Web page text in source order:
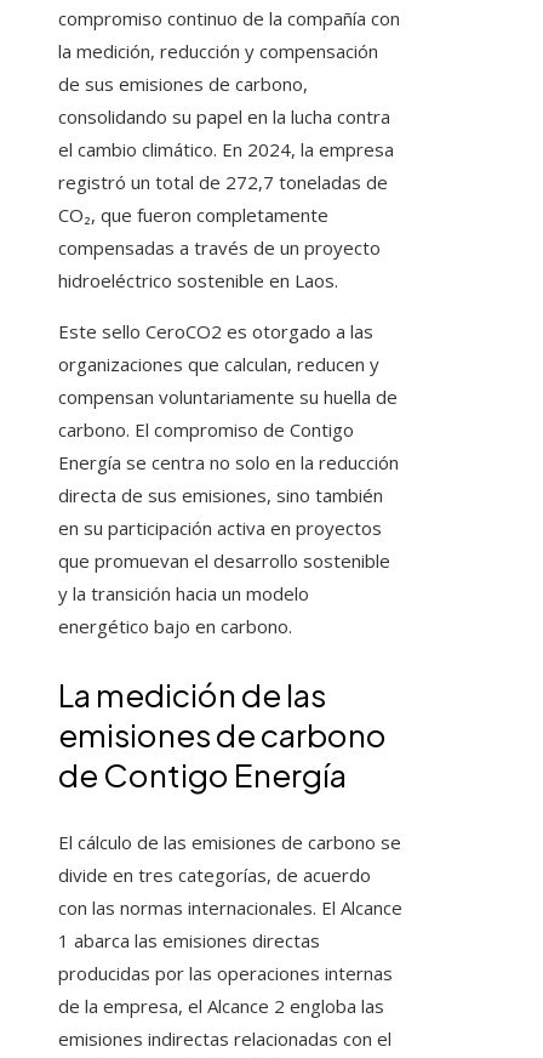
compromiso continuo de la compañía con
la medición, reducción y compensación
de sus emisiones de carbono,
consolidando su papel en la lucha contra
el cambio climático. En 2024, la empresa
registró un total de 272,7 toneladas de
CO₂, que fueron completamente
compensadas a través de un proyecto
hidroeléctrico sostenible en Laos.
Este sello CeroCO2 es otorgado a las
organizaciones que calculan, reducen y
compensan voluntariamente su huella de
carbono. El compromiso de Contigo
Energía se centra no solo en la reducción
directa de sus emisiones, sino también
en su participación activa en proyectos
que promuevan el desarrollo sostenible
y la transición hacia un modelo
energético bajo en carbono.
La medición de las
emisiones de carbono
de Contigo Energía
El cálculo de las emisiones de carbono se
divide en tres categorías, de acuerdo
con las normas internacionales. El Alcance
1 abarca las emisiones directas
producidas por las operaciones internas
de la empresa, el Alcance 2 engloba las
emisiones indirectas relacionadas con el